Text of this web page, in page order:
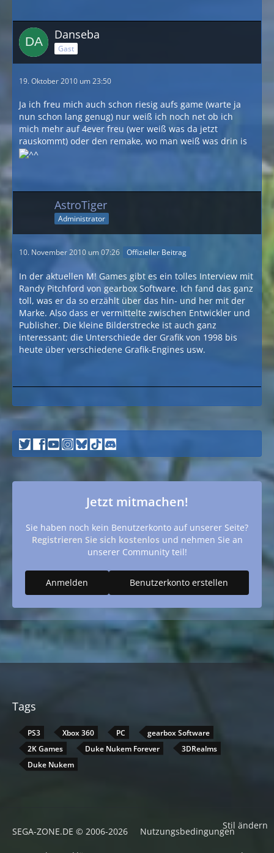
Danseba
Gast
19. Oktober 2010 um 23:50
Ja ich freu mich auch schon riesig aufs game (warte ja
nun schon lang genug) nur weiß ich noch net ob ich
mich mehr auf 4ever freu (wer weiß was da jetzt
rauskommt) oder den remake, wo man weiß was drin is
AstroTiger
Administrator
10. November 2010 um 07:26 Offizieller Beitrag
In der aktuellen M! Games gibt es ein tolles Interview mit
Randy Pitchford von gearbox Software. Ich fand das ganz
toll, was er da so erzählt über das hin- und her mit der
Marke. Also dass er vermittelte zwischen Entwickler und
Publisher. Die kleine Bilderstrecke ist auch ganz
interessant; die Unterschiede der Grafik von 1998 bis
heute über verschiedene Grafik-Engines usw.
Jetzt mitmachen!
Sie haben noch kein Benutzerkonto auf unserer Seite?
Registrieren Sie sich kostenlos und nehmen Sie an
unserer Community teil!
Benutzerkonto erstellen
Anmelden
Tags
PS3 Xbox 360 PC
gearbox Software
2K Games
Duke Nukem Forever
3DRealms
Duke Nukem
Stil ändern
SEGA-ZONE.DE © 2006-2026 Nutzungsbedingungen